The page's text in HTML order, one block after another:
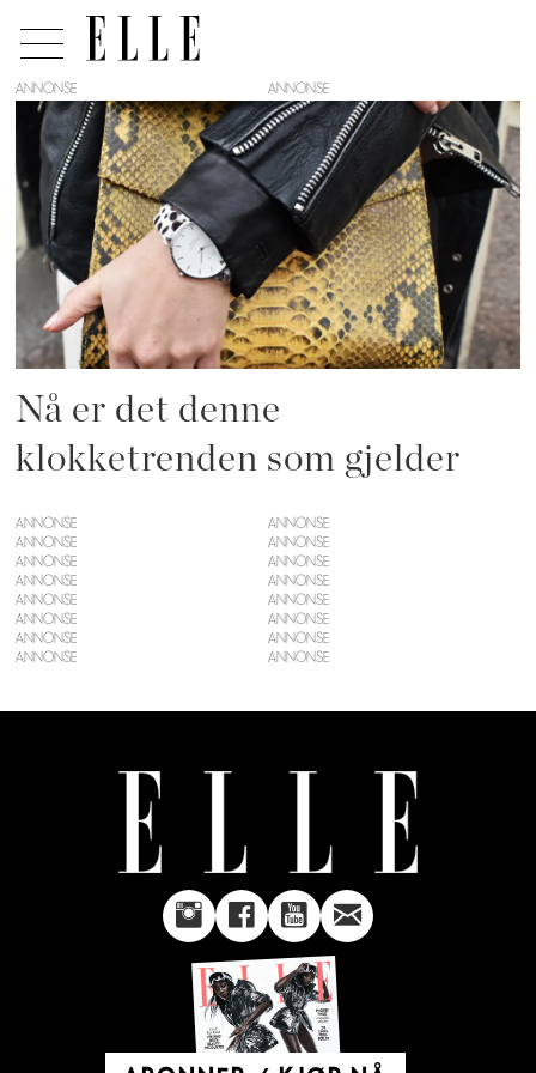
Tag:
eyk
ANNONSE
Nå er det denne
klokketrenden som gjelder
ANNONSE
ANNONSE
ANNONSE
ANNONSE
ANNONSE
ANNONSE
ANNONSE
ANNONSE